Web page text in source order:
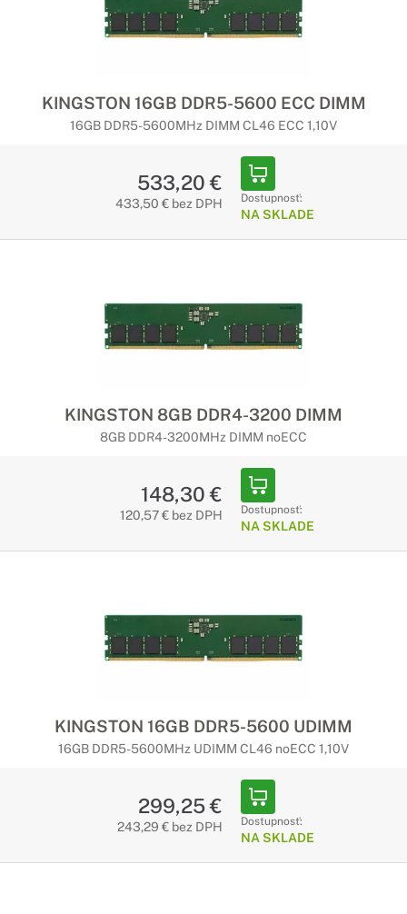
KINGSTON 16GB DDR5-5600 ECC DIMM
16GB DDR5-5600MHz DIMM CL46 ECC 1,10V
533,20 €
433,50 € bez DPH Dostupnosť:
NA SKLADE
KINGSTON 8GB DDR4-3200 DIMM
8GB DDR4-3200MHz DIMM noECC
148,30 €
120,57 € bez DPH Dostupnosť:
NA SKLADE
KINGSTON 16GB DDR5-5600 UDIMM
16GB DDR5-5600MHz UDIMM CL46 noECC 1,10V
299,25 €
243,29 € bez DPH Dostupnosť:
NA SKLADE